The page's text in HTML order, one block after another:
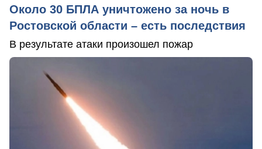
Около 30 БПЛА уничтожено за ночь в
Ростовской области – есть последствия
В результате атаки произошел пожар